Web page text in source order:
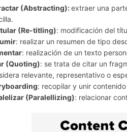
(Abstracting):extraer una
(Re-titling): modificación del
: realizar un resumen de tipo
: realización de un texto
(Quoting): se trata de citar un
relevante, representativo o
: recopilar y unir
(Paralellizing): relacionar